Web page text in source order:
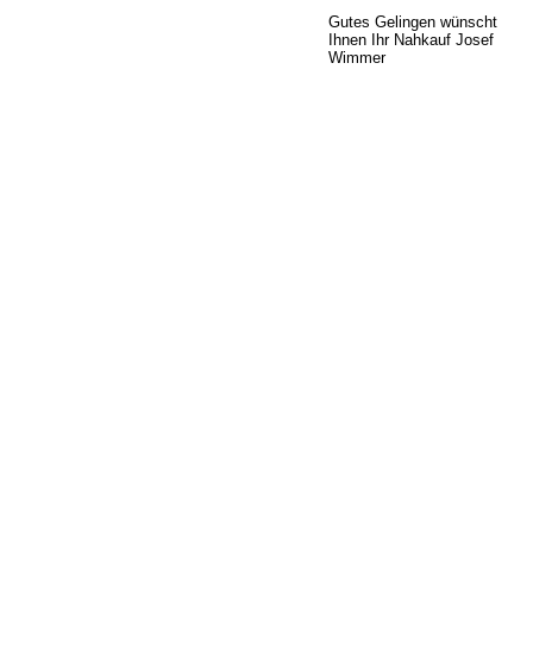
Gutes Gelingen wünscht
Ihnen Ihr Nahkauf Josef
Wimmer